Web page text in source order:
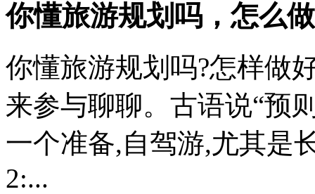
你懂旅游规划吗，怎么
你懂旅游规划吗?怎样做
来参与聊聊。古语说“预
一个准备,自驾游,尤其是
2:...